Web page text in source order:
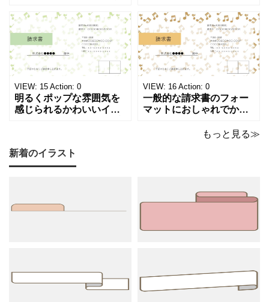
がる、キュートで華やか
な請求書テンプレートで
す。出演料、演奏ギャ
ラ、取材費請求、イベン
ト請求などの書類作成に
ご活用ください。 表の項
目は現在は品目、数量、
単価、金額になってい
が浮かぶ、シンプルでス
タイリッシュな請求書テ
ンプレートです。シック
で洗練されたモノトーン
調のカラーは、モノクロ
印刷、FAX送信にも使え
るデザインです。 大人の
音楽教室やプライ
VIEW: 15 Action: 0
明るくポップな雰囲気を
感じられるかわいいイラ
フが紙面いっぱいに踊
る、グリーン調の軽やか
はもちろん、野外ライ
VIEW: 16 Action: 0
一般的な請求書のフォー
マットにおしゃれでかわ
請求書のテンプレートで
れた、あたたかくシック
な雰囲気でピアノやリト
もっと見る≫
新着のイラスト